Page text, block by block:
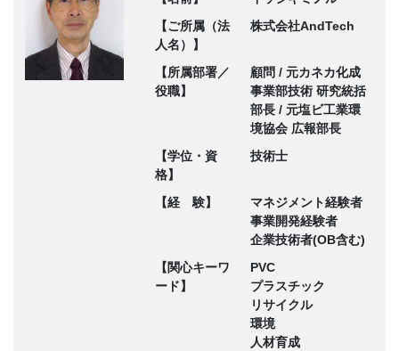
【ご所属（法
人名）】
株式会社AndTech
【所属部署／
役職】
顧問 / 元カネカ化成
事業部技術 研究統括
部長 / 元塩ビ工業環
境協会 広報部長
【学位・資
格】
技術士
【経 験】
マネジメント経験者
事業開発経験者
企業技術者(OB含む)
【関心キーワ
ード】
PVC
プラスチック
リサイクル
環境
人材育成